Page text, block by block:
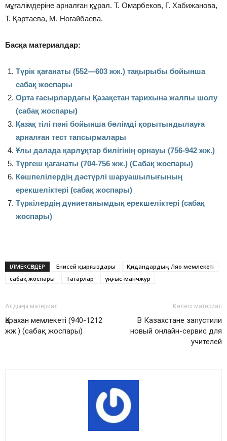
мұғалімдеріне арналған құрал. Т. Омарбеков, Г. Хабижанова,
Т. Қартаева, М. Ноғайбаева.
Басқа материалдар:
Түрiк қағанаты (552—603 жж.) тақырыбы бойынша
сабақ жоспары
Орта ғасырлардағы Қазақстан тарихына жалпы шолу
(сабақ жоспары)
Қазақ тілі пәні бойынша бөлімді қорытындылауға
арналған тест тапсырмалары
Ұлы далада қарлұқтар билігінің орнауы (756-942 жж.)
Түргеш қағанаты (704-756 жж.) (Сабақ жоспары)
Көшпелілердің дәстүрлі шаруашылығының
ерекшеліктері (сабақ жоспары)
Түркілердің дүниетанымдық ерекшеліктері (сабақ
жоспары)
ІЛМЕКСӨЗДЕР Енисей қырғыздары
Қидандардың Ляо мемлекеті
сабақ жоспары
Татарлар ұңғыс-манчжур
Алдыңғы материал
Қарахан мемлекеті (940-1212
жж.) (сабақ жоспары)
Келесі материал
В Казахстане запустили
новый онлайн-сервис для
учителей